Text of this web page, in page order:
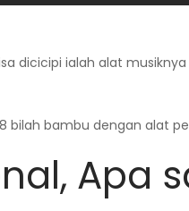
dicicipi ialah alat
bilah bambu dengan alat
Apa